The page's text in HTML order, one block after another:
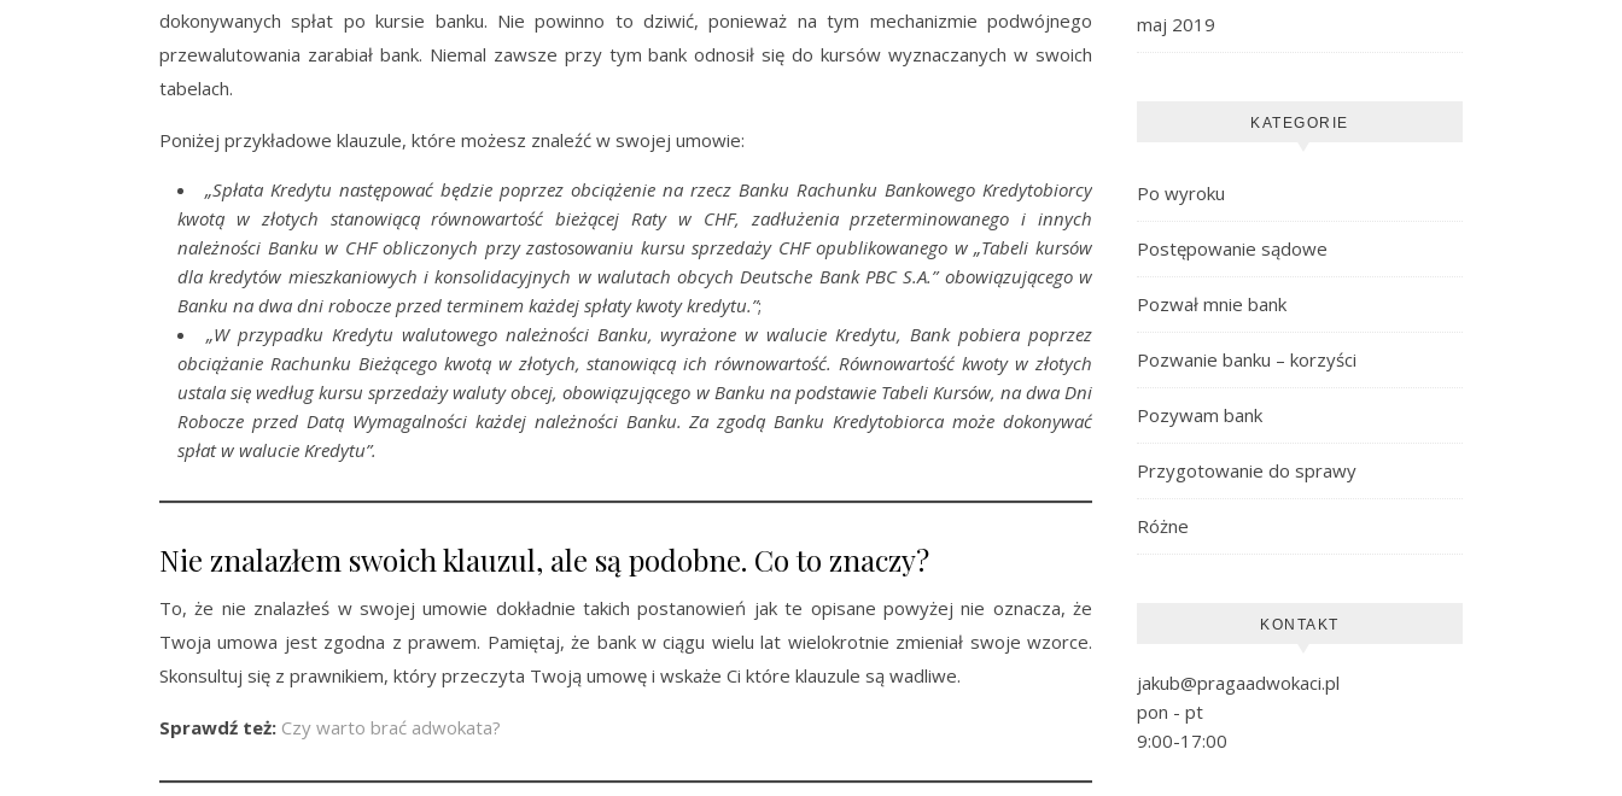
dokonywanych spłat po kursie banku. Nie powinno to dziwić, ponieważ na tym mechanizmie podwójnego
przewalutowania zarabiał bank. Niemal zawsze przy tym bank odnosił się do kursów wyznaczanych w swoich
tabelach.
Poniżej przykładowe klauzule, które możesz znaleźć w swojej umowie:
„Spłata Kredytu następować będzie poprzez obciążenie na rzecz Banku Rachunku Bankowego Kredytobiorcy
kwotą w złotych stanowiącą równowartość bieżącej Raty w CHF, zadłużenia przeterminowanego i innych
należności Banku w CHF obliczonych przy zastosowaniu kursu sprzedaży CHF opublikowanego w „Tabeli kursów
dla kredytów mieszkaniowych i konsolidacyjnych w walutach obcych Deutsche Bank PBC S.A.” obowiązującego w
Banku na dwa dni robocze przed terminem każdej spłaty kwoty kredytu.”;
„W przypadku Kredytu walutowego należności Banku, wyrażone w walucie Kredytu, Bank pobiera poprzez
obciążanie Rachunku Bieżącego kwotą w złotych, stanowiącą ich równowartość. Równowartość kwoty w złotych
ustala się według kursu sprzedaży waluty obcej, obowiązującego w Banku na podstawie Tabeli Kursów, na dwa Dni
Robocze przed Datą Wymagalności każdej należności Banku. Za zgodą Banku Kredytobiorca może dokonywać
spłat w walucie Kredytu”.
Nie znalazłem swoich klauzul, ale są podobne. Co to znaczy?
To, że nie znalazłeś w swojej umowie dokładnie takich postanowień jak te opisane powyżej nie oznacza, że
Twoja umowa jest zgodna z prawem. Pamiętaj, że bank w ciągu wielu lat wielokrotnie zmieniał swoje wzorce.
Skonsultuj się z prawnikiem, który przeczyta Twoją umowę i wskaże Ci które klauzule są wadliwe.
Sprawdź też: Czy warto brać adwokata?
maj 2019
KATEGORIE
Po wyroku
Postępowanie sądowe
Pozwał mnie bank
Pozwanie banku – korzyści
Pozywam bank
Przygotowanie do sprawy
Różne
KONTAKT
jakub@pragaadwokaci.pl
pon - pt
9:00-17:00